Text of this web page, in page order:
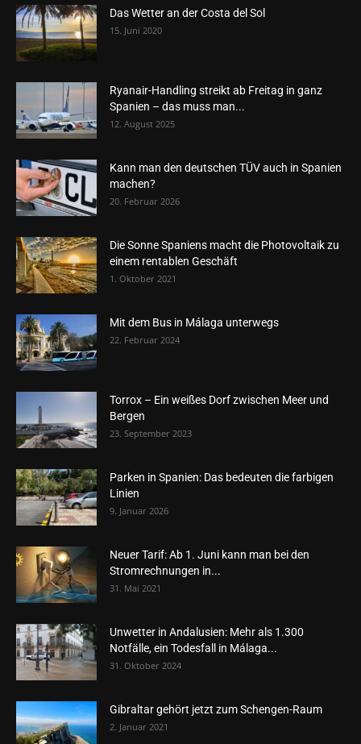
Das Wetter an der Costa del Sol
15. Juni 2020
Ryanair-Handling streikt ab Freitag in ganz
Spanien – das muss man...
12. August 2025
Kann man den deutschen TÜV auch in Spanien
machen?
20. Februar 2026
Die Sonne Spaniens macht die Photovoltaik zu
einem rentablen Geschäft
1. Oktober 2021
Mit dem Bus in Málaga unterwegs
22. Februar 2024
Torrox – Ein weißes Dorf zwischen Meer und
Bergen
23. September 2023
Parken in Spanien: Das bedeuten die farbigen
Linien
9. Januar 2026
Neuer Tarif: Ab 1. Juni kann man bei den
Stromrechnungen in...
31. Mai 2021
Unwetter in Andalusien: Mehr als 1.300
Notfälle, ein Todesfall in Málaga...
31. Oktober 2024
Gibraltar gehört jetzt zum Schengen-Raum
2. Januar 2021